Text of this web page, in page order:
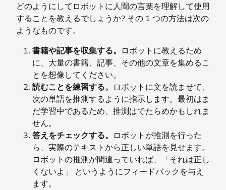
どのようにしてロボットに人間の言葉を理解して使用
することを教えるでしょうか? その 1 つの方法は次の
ようなものです。
書籍や記事を収集する。
ロボットに教えるため
に、大量の書籍、記事、その他の文章を集めるこ
とを想像してください。
読むことを練習する。
ロボットに文を読ませて、
次の単語を推測するように指示します。最初はま
だ学習中であるため、推測はでたらめかもしれま
せん。
答えをチェックする。
ロボットが推測を行った
ら、実際のテキストから正しい単語を見せます。
ロボットの推測が間違っていれば、「それは正し
くないよ」 というようにフィードバックを与え
ます。